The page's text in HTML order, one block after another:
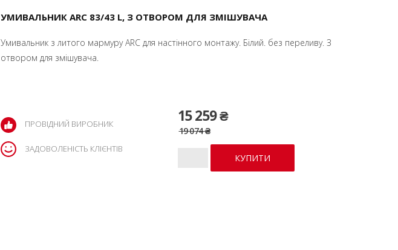
УМИВАЛЬНИК ARC 83/43 L, З ОТВОРОМ ДЛЯ ЗМІШУВАЧА
Умивальник з литого мармуру ARC для настінного монтажу. Білий. без переливу. З
отвором для змішувача.
15 259 ₴
19 074 ₴
ПРОВІДНИЙ ВИРОБНИК
ЗАДОВОЛЕНІСТЬ КЛІЄНТІВ